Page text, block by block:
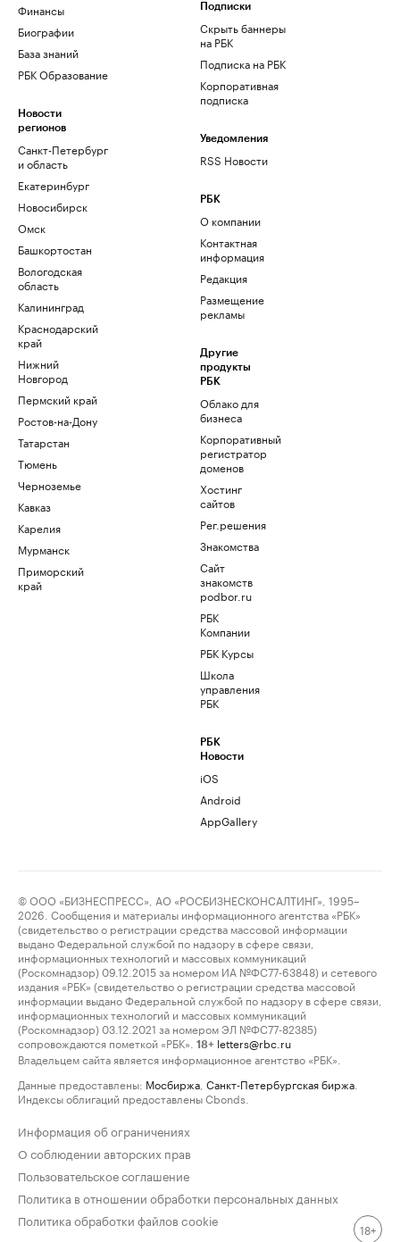
Финансы
Биографии
База знаний
РБК Образование
Новости
регионов
Санкт-Петербург
и область
Екатеринбург
Новосибирск
Омск
Башкортостан
Вологодская
область
Калининград
Краснодарский
край
Нижний
Новгород
Пермский край
Ростов-на-Дону
Татарстан
Тюмень
Черноземье
Кавказ
Карелия
Мурманск
Приморский
край
Подписки
Скрыть баннеры
на РБК
Подписка на РБК
Корпоративная
подписка
Уведомления
RSS Новости
РБК
О компании
Контактная
информация
Редакция
Размещение
рекламы
Другие
продукты
РБК
Облако для
бизнеса
Корпоративный
регистратор
доменов
Хостинг
сайтов
Рег.решения
Знакомства
Сайт
знакомств
podbor.ru
РБК
Компании
РБК Курсы
Школа
управления
РБК
РБК
Новости
iOS
Android
AppGallery
© ООО «БИЗНЕСПРЕСС», АО «РОСБИЗНЕСКОНСАЛТИНГ», 1995–
2026. Сообщения и материалы информационного агентства «РБК»
(свидетельство о регистрации средства массовой информации
выдано Федеральной службой по надзору в сфере связи,
информационных технологий и массовых коммуникаций
(Роскомнадзор) 09.12.2015 за номером ИА №ФС77-63848) и сетевого
издания «РБК» (свидетельство о регистрации средства массовой
информации выдано Федеральной службой по надзору в сфере связи,
информационных технологий и массовых коммуникаций
(Роскомнадзор) 03.12.2021 за номером ЭЛ №ФС77-82385)
сопровождаются пометкой «РБК».
18+ letters@rbc.ru
Владельцем сайта является информационное агентство «РБК».
Данные предоставлены: Мосбиржа Санкт-Петербургская биржа
Индексы облигаций предоставлены Cbonds.
Информация об ограничениях
О соблюдении авторских прав
Пользовательское соглашение
Политика в отношении обработки персональных данных
Политика обработки файлов cookie
18+